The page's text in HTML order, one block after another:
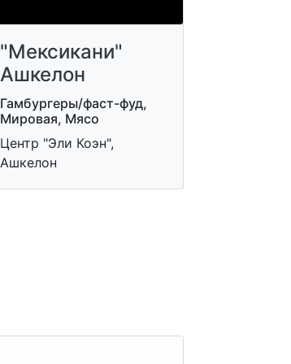
"Мексикани"
Ашкелон
Гамбургеры/фаст-фуд,
Мировая, Мясо
Центр "Эли Коэн",
Ашкелон